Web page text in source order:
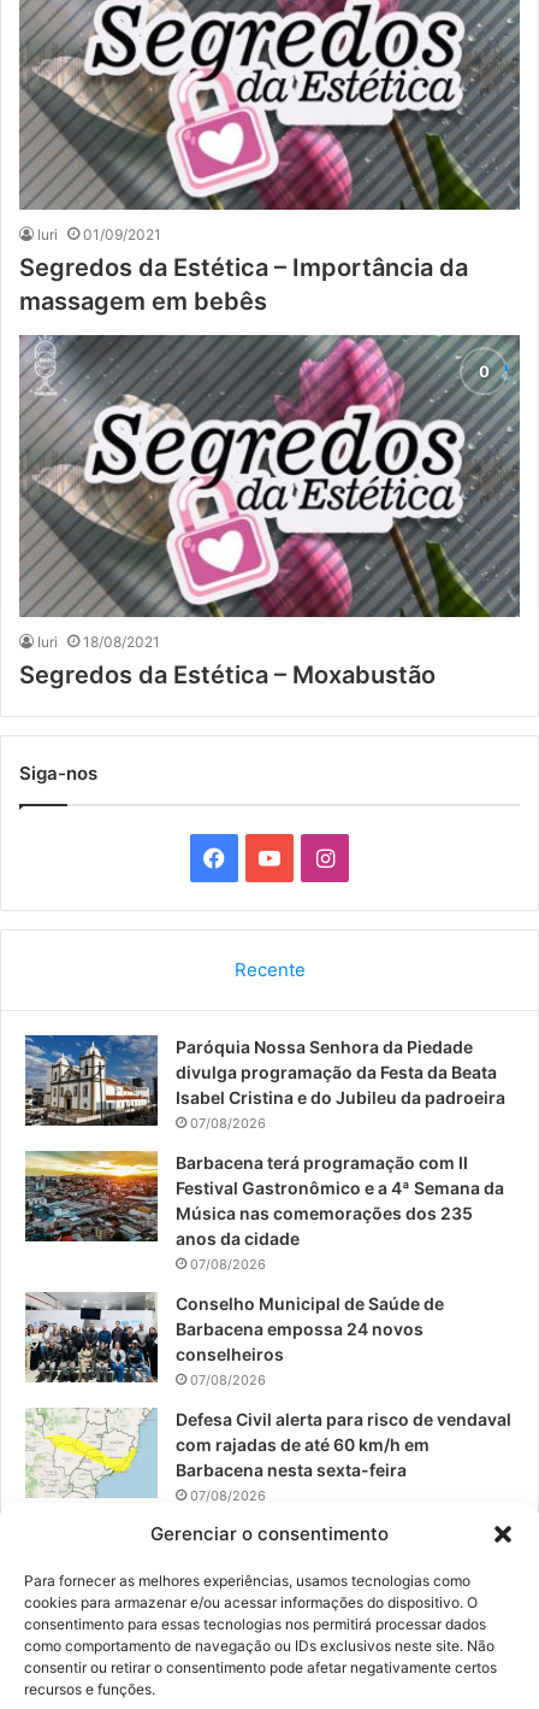
Gerenciar o consentimento
Para fornecer as melhores experiências, usamos tecnologias como
cookies para armazenar e/ou acessar informações do dispositivo. O
consentimento para essas tecnologias nos permitirá processar dados
como comportamento de navegação ou IDs exclusivos neste site. Não
consentir ou retirar o consentimento pode afetar negativamente certos
recursos e funções.
Iuri 01/09/2021
Segredos da Estética – Importância da
massagem em bebês
Iuri 18/08/2021
Segredos da Estética – Moxabustão
Siga-nos
a
b
o
k
o
u
b
I
n
a
g
a
Recente
Paróquia Nossa Senhora da Piedade
divulga programação da Festa da Beata
Isabel Cristina e do Jubileu da padroeira
07/08/2026
Barbacena terá programação com II
Festival Gastronômico e a 4ª Semana da
Música nas comemorações dos 235
anos da cidade
07/08/2026
Conselho Municipal de Saúde de
Barbacena empossa 24 novos
conselheiros
07/08/2026
Defesa Civil alerta para risco de vendaval
com rajadas de até 60 km/h em
Barbacena nesta sexta-feira
07/08/2026
EPCAR tem a melhor nota do IDEB no
06/08/2026